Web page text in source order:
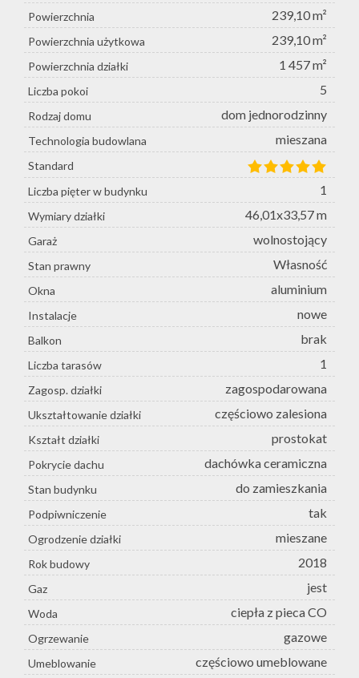
Powierzchnia 239,10 m²
Powierzchnia użytkowa 239,10 m²
Powierzchnia działki 1 457 m²
Liczba pokoi 5
Rodzaj domu dom jednorodzinny
Technologia budowlana mieszana
Standard
Liczba pięter w budynku
1
Wymiary działki 46,01x33,57 m
Garaż wolnostojący
Stan prawny Własność
Okna aluminium
Instalacje nowe
Balkon brak
Liczba tarasów 1
Zagosp. działki zagospodarowana
Ukształtowanie działki częściowo zalesiona
Kształt działki prostokat
Pokrycie dachu dachówka ceramiczna
Stan budynku do zamieszkania
Podpiwniczenie tak
Ogrodzenie działki mieszane
Rok budowy 2018
Gaz jest
Woda ciepła z pieca CO
Ogrzewanie gazowe
Umeblowanie częściowo umeblowane